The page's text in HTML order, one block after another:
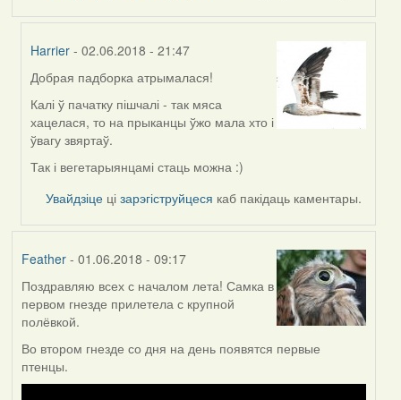
Harrier - 02.06.2018 - 21:47
In
reply
to
by
Добрая падборка атрымалася!
Калі ў пачатку пішчалі - так мяса
хацелася, то на прыканцы ўжо мала хто і
ўвагу звяртаў.
Так і вегетарыянцамі стаць можна :)
Увайдзіце цізарэгіструйцеся каб пакідаць каментары.
Feather- 01.06.2018 - 09:17
Поздравляю всех с началом лета! Самка в
первом гнезде прилетела с крупной
полёвкой.
Во втором гнезде со дня на день появятся первые
птенцы.